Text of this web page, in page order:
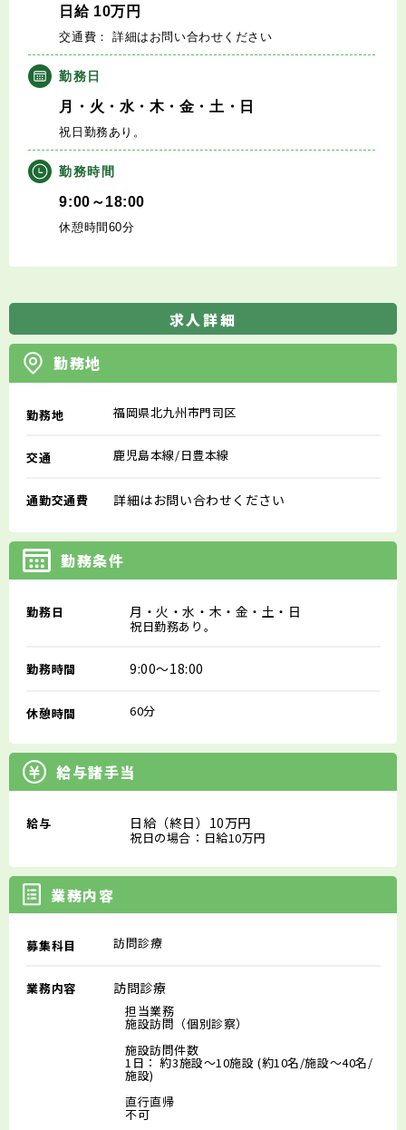
医師に役立つ取材記事
大学医局紹介
日給10万円
交通費： 詳細はお問い合わせください
勤務日
月・火・水・木・金・土・日
祝日勤務あり。
勤務時間
9:00～18:00
休憩時間60分
求人詳細
勤務地
勤務地 福岡県北九州市門司区
交通 鹿児島本線/日豊本線
通勤交通費 詳細はお問い合わせください
勤務条件
勤務日 月・火・水・木・金・土・日
祝日勤務あり。
勤務時間 9:00～18:00
休憩時間 60分
給与諸手当
給与 日給（終日）10万円
祝日の場合：日給10万円
業務内容
募集科目 訪問診療
業務内容 訪問診療
担当業務
施設訪問（個別診察）
施設訪問件数
1日： 約3施設～10施設 (約10名/施設～40名/
施設)
直行直帰
不可